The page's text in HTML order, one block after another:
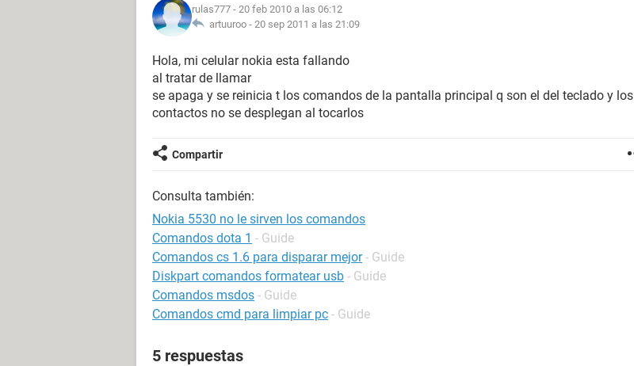
rulas777 - 20 feb 2010 a las 06:12
artuuroo - 20 sep 2011 a las 21:09
Hola, mi celular nokia esta fallando
al tratar de llamar
se apaga y se reinicia t los comandos de la pantalla principal q son el del teclado y los
contactos no se desplegan al tocarlos
Compartir
Consulta también:
Nokia 5530 no le sirven los comandos
Comandos dota 1 - Guide
Comandos cs 1.6 para disparar mejor - Guide
Diskpart comandos formatear usb - Guide
Comandos msdos - Guide
Comandos cmd para limpiar pc - Guide
5 respuestas